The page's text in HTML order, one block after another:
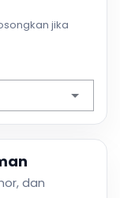
jika
dan